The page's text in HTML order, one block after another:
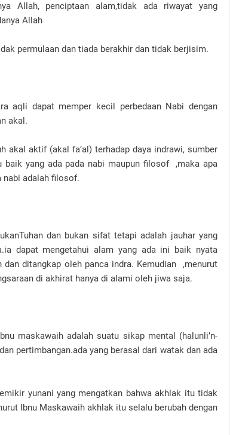
Allah, penciptaan alam,tidak ada riwayat yang
Allah
permulaan dan tiada berakhir dan tidak berjisim.
aqli dapat memper kecil perbedaan Nabi dengan
akal.
akal aktif (akal fa’al) terhadap daya indrawi, sumber
yang ada pada nabi maupun filosof ,maka apa
nabi adalah filosof.
dan bukan sifat tetapi adalah jauhar yang
dapat mengetahui alam yang ada ini baik nyata
ditangkap oleh panca indra. Kemudian ,menurut
di akhirat hanya di alami oleh jiwa saja.
maskawaih adalah suatu sikap mental (halunli’n-
pertimbangan.ada yang berasal dari watak dan ada
yunani yang mengatkan bahwa akhlak itu tidak
Ibnu Maskawaih akhlak itu selalu berubah dengan